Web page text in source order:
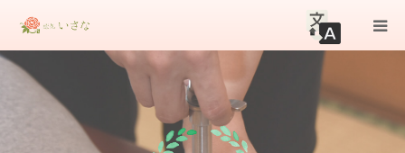
初めての方へ
メニュー